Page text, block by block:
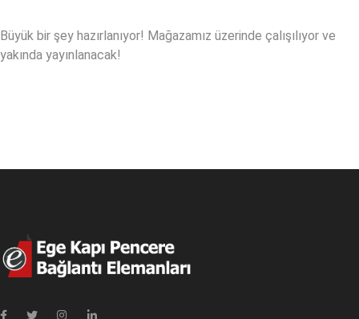
Büyük bir şey hazırlanıyor! Mağazamız üzerinde çalışılıyor ve
yakında yayınlanacak!